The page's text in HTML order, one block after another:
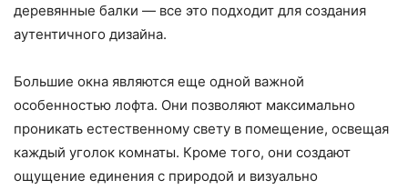
деревянные балки — все это подходит для создания
аутентичного дизайна.
Большие окна являются еще одной важной
особенностью лофта. Они позволяют максимально
проникать естественному свету в помещение, освещая
каждый уголок комнаты. Кроме того, они создают
ощущение единения с природой и визуально